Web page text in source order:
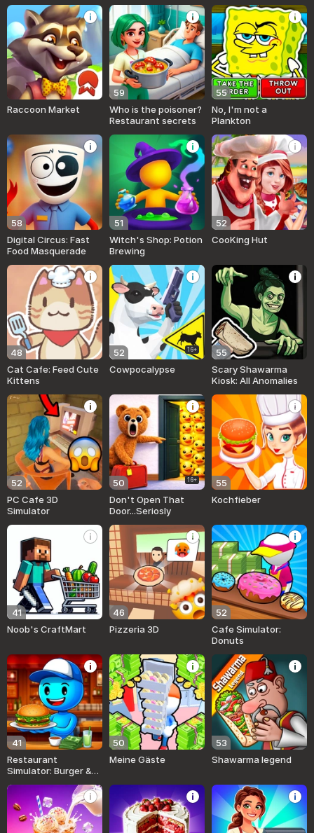
Raccoon Market
59
Who is the poisoner?
Restaurant secrets
55
No, I'm not a
Plankton
58
Digital Circus: Fast
Food Masquerade
51
Witch's Shop: Potion
Brewing
52
CooKing Hut
48
Cat Cafe: Feed Cute
Kittens
52 16+
Cowpocalypse
55
Scary Shawarma
Kiosk: All Anomalies
52
PC Cafe 3D
Simulator
50 16+
Don't Open That
Door...Seriosly
55
Kochfieber
41
Noob's CraftMart
46
Pizzeria 3D
52
Cafe Simulator:
Donuts
41
Restaurant
Simulator: Burger &
50
Meine Gäste
53
Shawarma legend